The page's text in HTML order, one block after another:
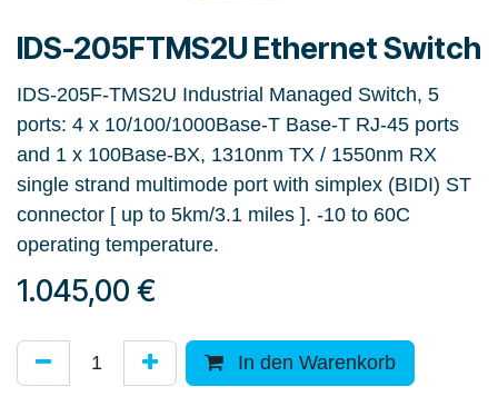
IDS-205FTMS2U Ethernet Switch
IDS-205F-TMS2U Industrial Managed Switch, 5
ports: 4 x 10/100/1000Base-T Base-T RJ-45 ports
and 1 x 100Base-BX, 1310nm TX / 1550nm RX
single strand multimode port with simplex (BIDI) ST
connector [ up to 5km/3.1 miles ]. -10 to 60C
operating temperature.
1.045,00 €
In den Warenkorb